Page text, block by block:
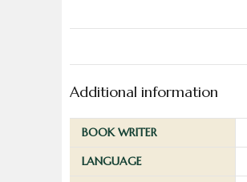
Additional information
BOOK WRITER
LANGUAGE